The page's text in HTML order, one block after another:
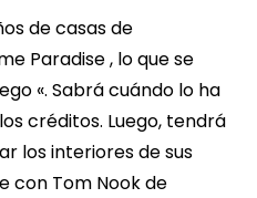
de casas de
Paradise , lo que se
«. Sabrá cuándo lo ha
créditos. Luego, tendrá
los interiores de sus
con Tom Nook de